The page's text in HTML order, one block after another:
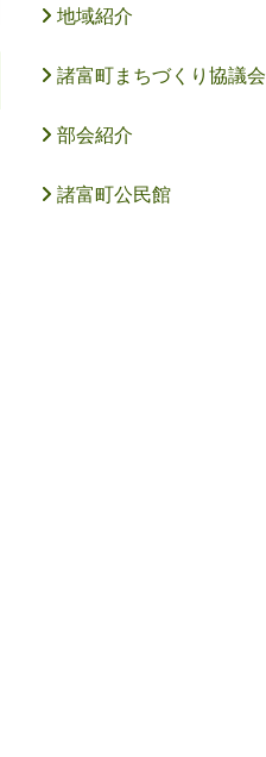
地域紹介
諸富町まちづくり協議会
部会紹介
諸富町公民館